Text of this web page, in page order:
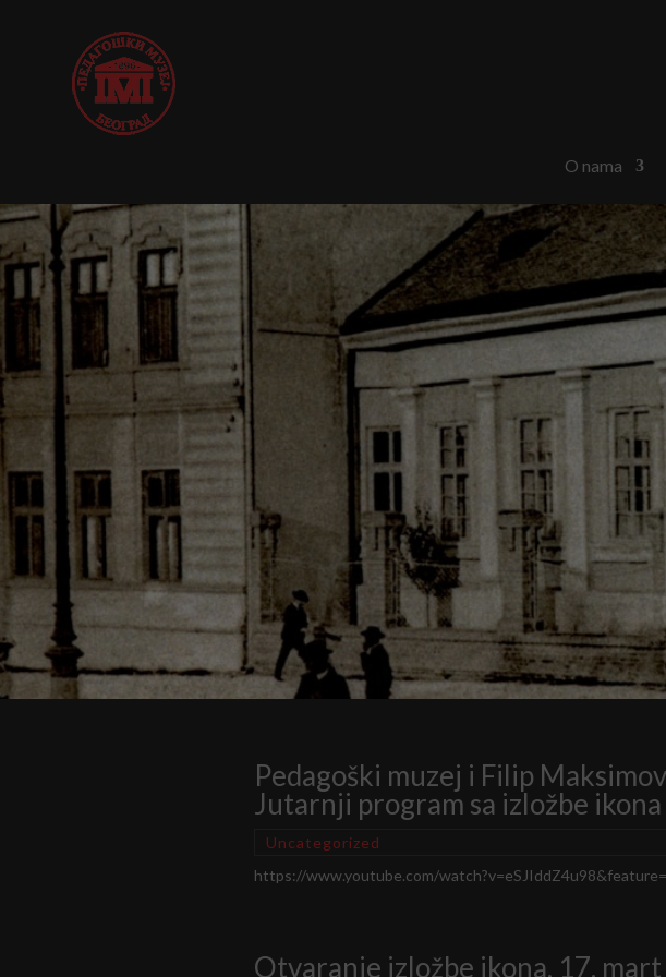
O nama
Pedagoški muzej i Filip
Jutarnji program sa izložbe ikona
Uncategorized
https://www.youtube.com/
Otvaranje izložbe ikona, 17. mart